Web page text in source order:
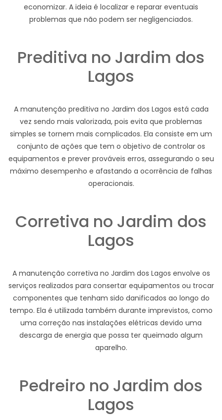
economizar. A ideia é localizar e reparar eventuais
problemas que não podem ser negligenciados.
Preditiva no Jardim dos
Lagos
A manutenção preditiva no Jardim dos Lagos está cada
vez sendo mais valorizada, pois evita que problemas
simples se tornem mais complicados. Ela consiste em um
conjunto de ações que tem o objetivo de controlar os
equipamentos e prever prováveis erros, assegurando o seu
máximo desempenho e afastando a ocorrência de falhas
operacionais.
Corretiva no Jardim dos
Lagos
A manutenção corretiva no Jardim dos Lagos envolve os
serviços realizados para consertar equipamentos ou trocar
componentes que tenham sido danificados ao longo do
tempo. Ela é utilizada também durante imprevistos, como
uma correção nas instalações elétricas devido uma
descarga de energia que possa ter queimado algum
aparelho.
Pedreiro no Jardim dos
Lagos